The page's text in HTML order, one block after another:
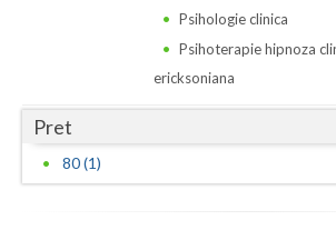
Harghita
Hunedoara
Psihologie clinica
Psihoterapie hipnoza
ericksoniana
Pret
80 (1)